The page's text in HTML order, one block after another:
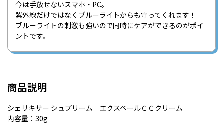
今は手放せないスマホ・PC。
紫外線だけではなくブルーライトからも守ってくれます！
ブルーライトの刺激も強いので同時にケアができるのがポイ
ントです。
商品説明
シェリキサー シュプリーム エクスペールＣＣクリーム
内容量：30g